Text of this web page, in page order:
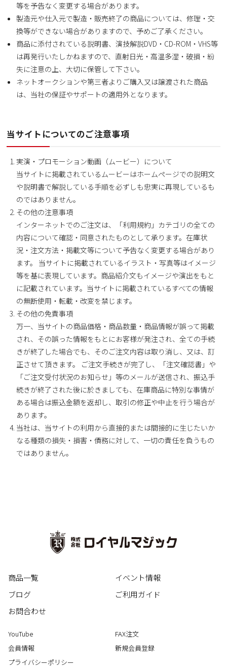
等を予告なく変更する場合があります。
製造元や仕入元で製造・販売終了の商品については、修理・交
換等ができない場合がありますので、予めご了承ください。
商品に添付されている説明書、演技解説DVD・CD-ROM・VHS等
は再発行いたしかねますので、直射日光・高温多湿・破損・紛
失に注意の上、大切に保管して下さい。
ネットオークションや第三者よりご購入又は譲渡された商品
は、当社の保証やサポートの適用外となります。
当サイトについてのご注意事項
実演・プロモーション動画（ムービー）について
当サイトに掲載されているムービーはホームページでの説明文
や説明書で解説している手順を必ずしも忠実に再現しているも
のではありません。
その他の注意事項
インターネットでのご注文は、「利用規約」カテゴリの全ての
内容について確認・同意されたものとして承ります。在庫状
況・注文方法・掲載文等について予告なく変更する場合があり
ます。 当サイトに掲載されているイラスト・写真等はイメージ
等を基に表現しています。商品紹介文もイメージや演出をもと
に記載されています。当サイトに掲載されているすべての情報
の無断使用・転載・改変を禁じます。
その他の免責事項
万一、当サイトの商品価格・商品数量・商品情報が誤って掲載
され、その誤った情報をもとにお客様が発注され、全ての手続
きが終了した場合でも、そのご注文内容は取り消し、又は、訂
正させて頂きます。 ご注文手続きが完了し、「注文確認書」や
「ご注文受付状況のお知らせ」等のメールが送信され、振込手
続きが終了された後に於きましても、在庫商品に特別な事情が
ある場合は振込金額を返却し、取引の修正や中止を行う場合が
あります。
当社は、当サイトの利用から直接的または間接的に生じたいか
なる種類の損失・損害・債務に対して、一切の責任を負うもの
ではありません。
商品一覧
イベント情報
ブログ
ご利用ガイド
お問合わせ
YouTube
FAX注文
会員情報
新規会員登録
プライバシーポリシー